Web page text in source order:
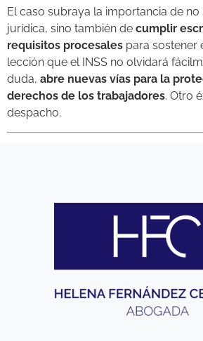
El caso subraya la importancia de
jurídica, sino también de cumplir
requisitos procesales para sostener
lección que el INSS no olvidará
duda, abre nuevas vías para la
derechos de los trabajadores. Otro
despacho.